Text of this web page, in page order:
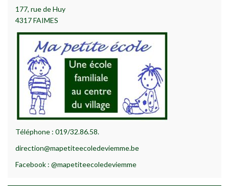
177, rue de Huy
4317 FAIMES
Téléphone : 019/32.86.58.
direction@mapetiteecoledeviemme.be
Facebook : @mapetiteecoledeviemme